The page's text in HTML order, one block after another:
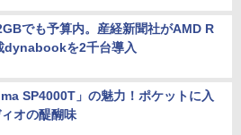
でも予算内。産経新聞社がAMD R
dynabookを2千台導入
SP4000T」の魅力！ポケットに入
オの醍醐味